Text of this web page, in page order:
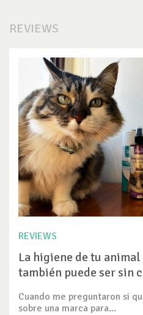
REVIEWS
REVIEWS
La higiene de tu
también puede ser sin
Cuando me preguntaron si
sobre una marca para...